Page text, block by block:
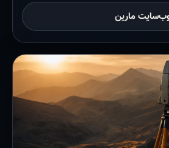
مارین